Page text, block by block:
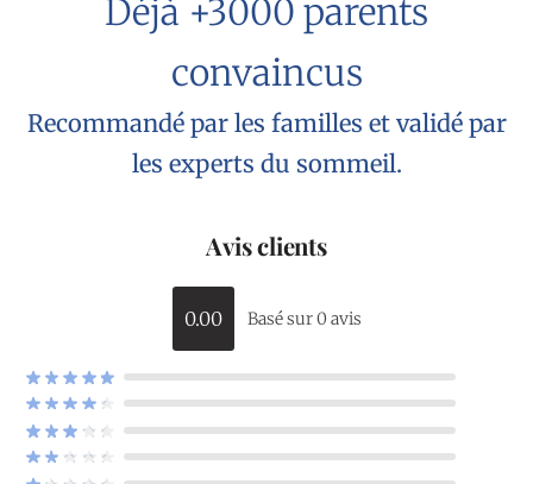
Déjà +3000 parents
convaincus
Recommandé par les familles et validé par
les experts du sommeil.
Avis clients
0.00 Basé sur 0 avis